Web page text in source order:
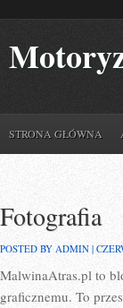
STRONA GŁÓWNA
Fotografia
POSTED BY ADMIN |
MalwinaAtras.pl to
graficznemu. To